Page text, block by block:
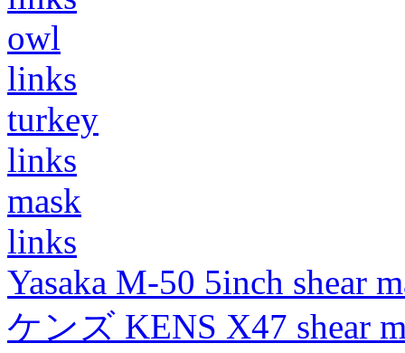
owl
links
turkey
links
mask
links
Yasaka M-50 5inch shear
ケンズ KENS X47 shear